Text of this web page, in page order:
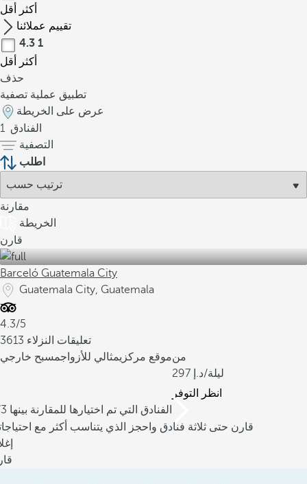
أكثر
أقل
تقييم عملائنا
4.3 1
أكثر
أقل
حذف
تطبيق عملية تصفية
عرض على الخريطة
1 الفنادق
التصفية
اطلب
مقارنة
الخريطة
قارن
Barceló Guatemala City
Guatemala City, Guatemala
4.3/5
3613 تعليقات النزلاء
موقع مركزيمثالي للأزواجمسبح خارجي
من
297
/ليلة
انظر التوفر
/3 الفنادق التي تم اختيارها للمقارنة بينها
قارن حتى ثلاثة فنادق واحجز الذي يتناسب أكثر مع